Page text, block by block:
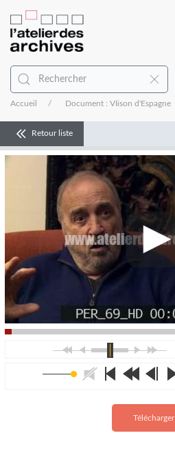
Accueil Document : VIison d'Espagne
Retour liste
Télécharger